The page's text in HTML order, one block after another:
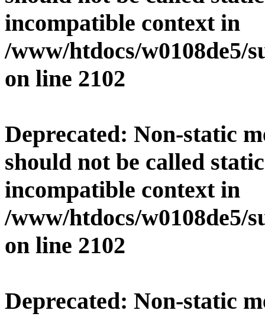
incompatible context in
/www/htdocs/w0108de5/
on line 2102
Deprecated: Non-static
should not be called
incompatible context in
/www/htdocs/w0108de5/
on line 2102
Deprecated: Non-static